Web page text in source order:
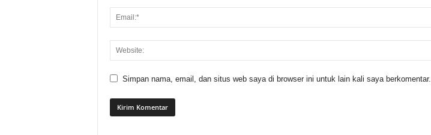
Simpan nama, email, dan situs web saya di browser ini untuk lain kali saya berkomentar.